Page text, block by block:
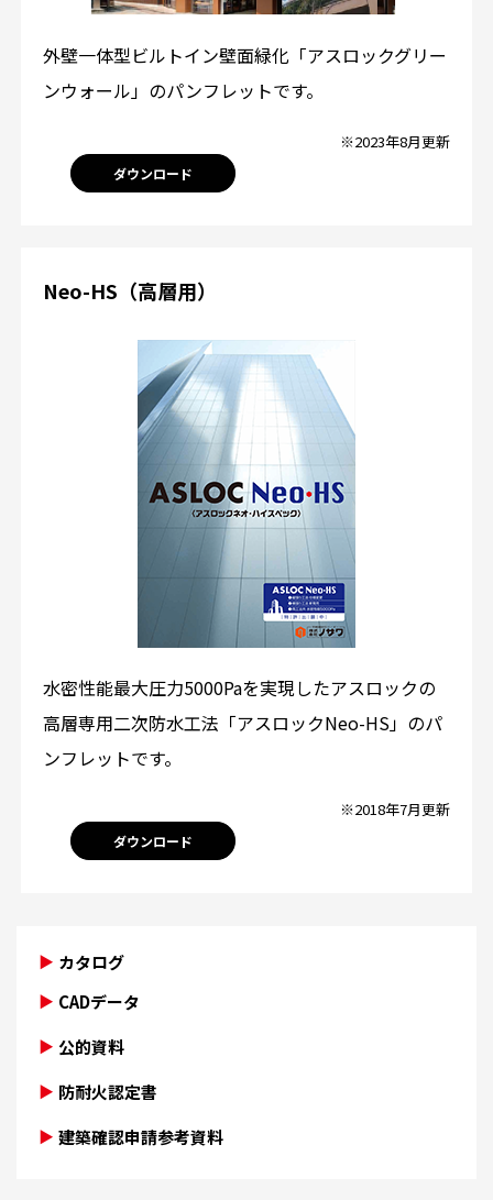
外壁一体型ビルトイン壁面緑化「アスロックグリー
ンウォール」のパンフレットです。
※2023年8月更新
ダウンロード
Neo-HS（高層用）
水密性能最大圧力5000Paを実現したアスロックの
高層専用二次防水工法「アスロックNeo-HS」のパ
ンフレットです。
※2018年7月更新
ダウンロード
カタログ
CADデータ
公的資料
防耐火認定書
建築確認申請参考資料